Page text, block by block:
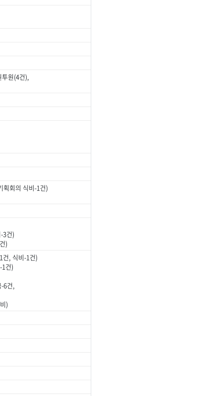
원(4건),
획회의 식비-1건)
3건)
)
건, 식비-1건)
건)
6건,
)